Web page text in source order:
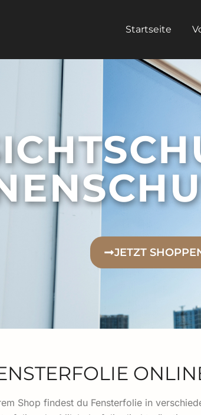
Startseite
JETZT
Shop findest du Fensterfolie in